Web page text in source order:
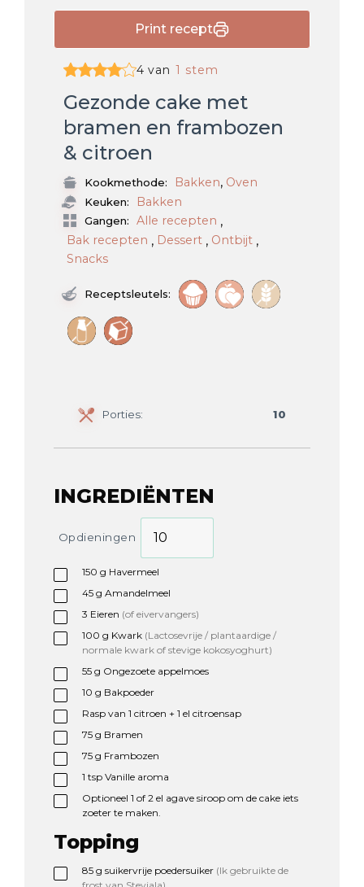
Print recept
4 van 1 stem
Gezonde cake met
bramen en frambozen
& citroen
Kookmethode: Bakken, Oven
Keuken: Bakken
Gangen: Alle recepten ,
Bak recepten , Dessert , Ontbijt ,
Snacks
Receptsleutels:
Porties: 10
INGREDIËNTEN
Opdieningen
150 g Havermeel
45 g Amandelmeel
3 Eieren (of eivervangers)
100 g Kwark (Lactosevrije / plantaardige /
normale kwark of stevige kokosyoghurt)
55 g Ongezoete appelmoes
10 g Bakpoeder
Rasp van 1 citroen + 1 el citroensap
75 g Bramen
75 g Frambozen
1 tspVanille aroma
Optioneel 1 of 2 el agave siroop om de cake iets
zoeter te maken.
Topping
85 g suikervrije poedersuiker (Ik gebruikte de